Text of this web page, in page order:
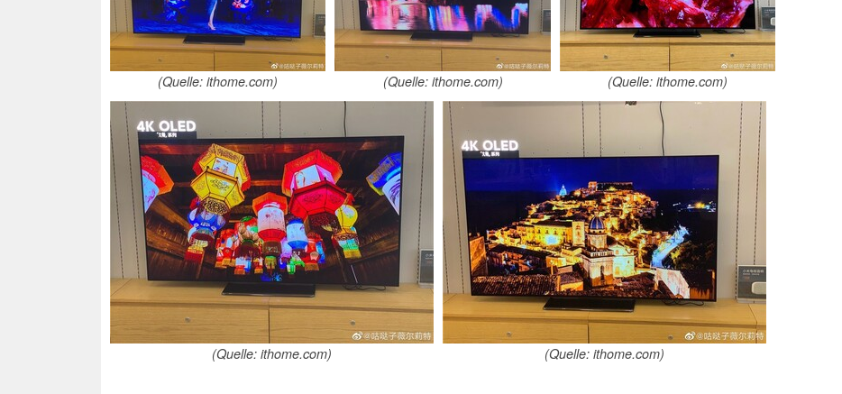
(Quelle: ithome.com) (Quelle: ithome.com) (Quelle: ithome.com)
(Quelle: ithome.com) (Quelle: ithome.com)